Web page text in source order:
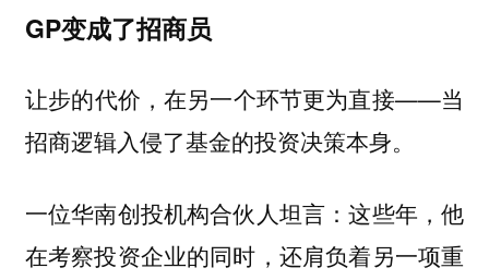
GP变成了招商员
让步的代价，在另一个环节更为直接——当
招商逻辑入侵了基金的投资决策本身。
一位华南创投机构合伙人坦言：这些年，他
在考察投资企业的同时，还肩负着另一项重